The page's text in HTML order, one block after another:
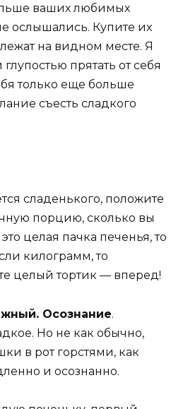
ваших любимых
ослышались. Купите их
на видном месте. Я
прятать от себя
только еще больше
съесть сладкого
сладенького, положите
порцию, сколько вы
целая пачка печенья, то
килограмм, то
целый тортик — вперед!
Осознание.
Но не как обычно,
в рот горстями, как
и осознанно.